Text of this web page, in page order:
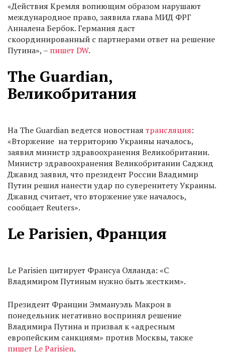
«Действия Кремля вопиющим образом нарушают
международное право, заявила глава МИД ФРГ
Анналена Бербок. Германия даст
скоординированный с партнерами ответ на решение
Путина», – пишет DW.
The Guardian,
Великобритания
На The Guardian ведется новостная трансляция:
«Вторжение на территорию Украины началось,
заявил министр здравоохранения Великобритании.
Министр здравоохранения Великобритании Саджид
Джавид заявил, что президент России Владимир
Путин решил нанести удар по суверенитету Украины.
Джавид считает, что вторжение уже началось,
сообщает Reuters».
Le Parisien, Франция
Le Parisien цитирует Франсуа Олланда: «С
Владимиром Путиным нужно быть жестким».
Президент Франции Эммануэль Макрон в
понедельник негативно воспринял решение
Владимира Путина и призвал к «адресным
европейским санкциям» против Москвы, также
пишет Le Parisien.